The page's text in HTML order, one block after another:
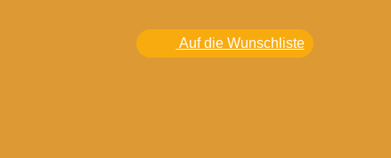
Auf die Wunschliste